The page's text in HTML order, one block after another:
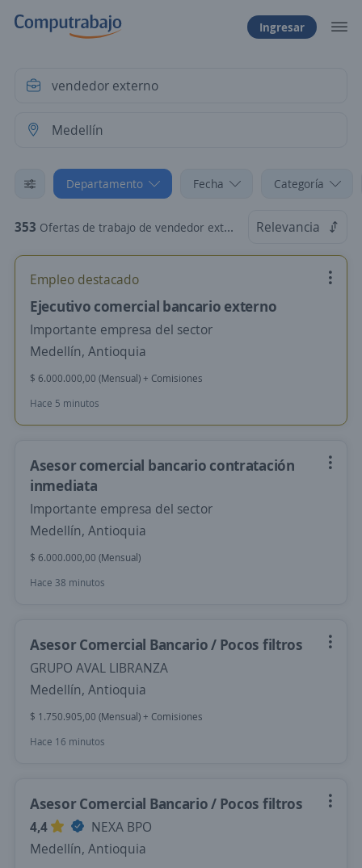
Ingresar
Departamento Fecha Categoría
353 Ofertas de trabajo de vendedor externo en Medellín, Antioquia Relevancia
Empleo destacado
Ejecutivo comercial bancario externo
Importante empresa del sector
Medellín, Antioquia
$ 6.000.000,00 (Mensual) + Comisiones
Hace 5 minutos
Asesor comercial bancario contratación
inmediata
Importante empresa del sector
Medellín, Antioquia
$ 6.000.000,00 (Mensual)
Hace 38 minutos
Asesor Comercial Bancario / Pocos filtros
GRUPO AVAL LIBRANZA
Medellín, Antioquia
$ 1.750.905,00 (Mensual) + Comisiones
Hace 16 minutos
Asesor Comercial Bancario / Pocos filtros
4,4
NEXA BPO
Medellín, Antioquia